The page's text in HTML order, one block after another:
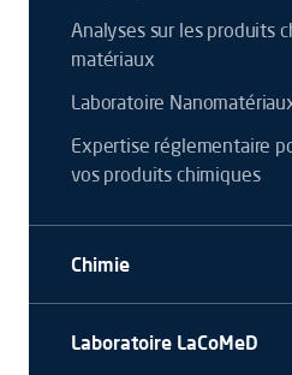
Analyses sur les produits
matériaux
Laboratoire
Expertise réglementaire
vos produits chimiques
Chimie
Laboratoire LaCoMeD